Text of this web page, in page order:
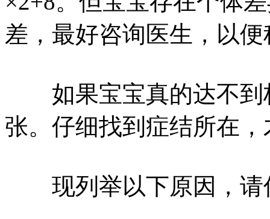
差，最好咨询医生，以
如果宝宝真的达不到
张。仔细找到症结所在
现列举以下原因，请